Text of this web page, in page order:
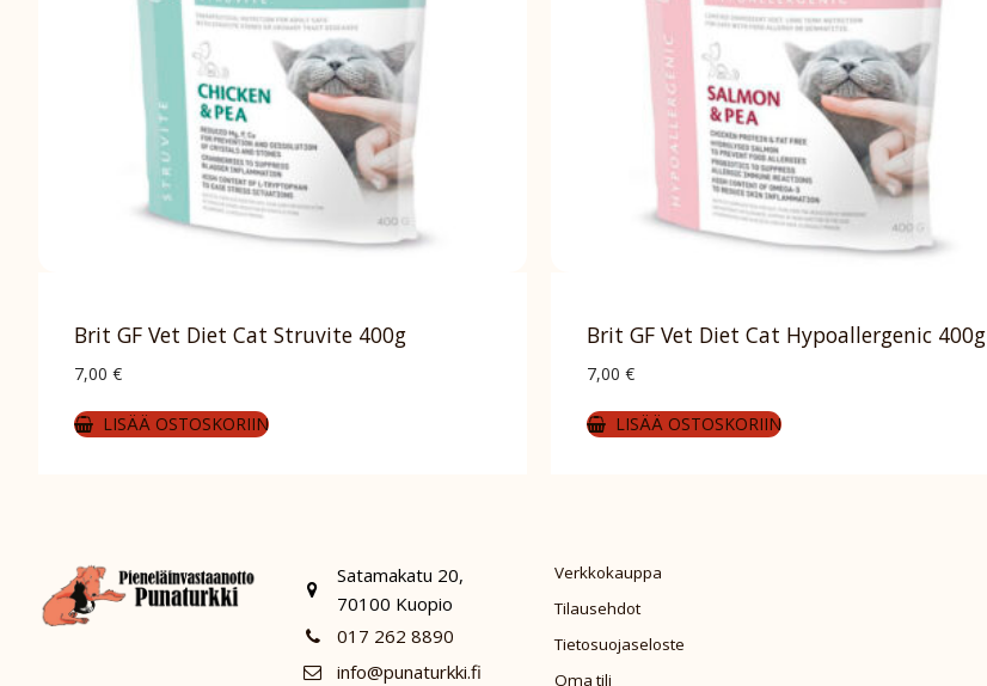
Brit GF Vet Diet Cat Struvite 400g
7,00 €
LISÄÄ OSTOSKORIIN
Brit GF Vet Diet Cat Hypoallergenic 400g
7,00 €
LISÄÄ OSTOSKORIIN
Satamakatu 20,
70100 Kuopio
017 262 8890
info@punaturkki.fi
Verkkokauppa
Tilausehdot
Tietosuojaseloste
Oma tili